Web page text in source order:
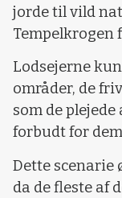
jorde til vild
Tempelkrogen
Lodsejerne
områder, de
som de
forbudt for
Dette scenarie
da de fleste af